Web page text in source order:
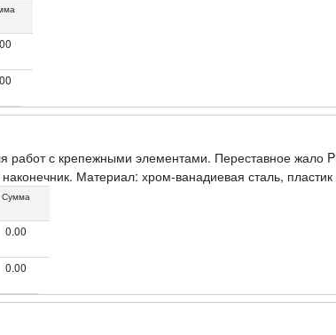
работ с крепежными элементами. Переставное жало
Материал: хром-ванадиевая сталь, пластик
Сумма
0.00
0.00